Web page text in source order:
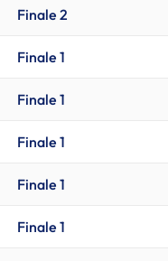
Finale 2
Finale 1
Finale 1
Finale 1
Finale 1
Finale 1